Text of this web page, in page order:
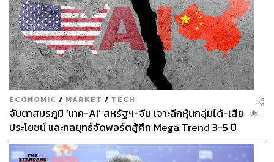
ECONOMIC / MARKET / TECH
จับตาสมรภูมิ ‘เทค-AI’ สหรัฐฯ-จีน เจาะลึกหุ้นกลุ่มได้-เสีย
ประโยชน์ และกลยุทธ์จัดพอร์ตสู้ศึก Mega Trend 3-5 ปี
ข้างหน้า
...